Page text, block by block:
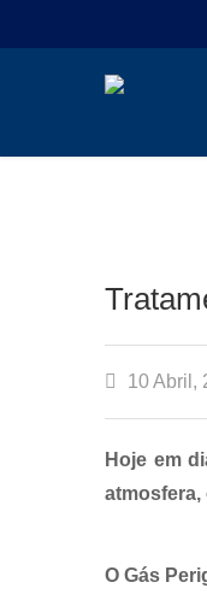
10 Abril,
Hoje em
atmosfera,
O Gás